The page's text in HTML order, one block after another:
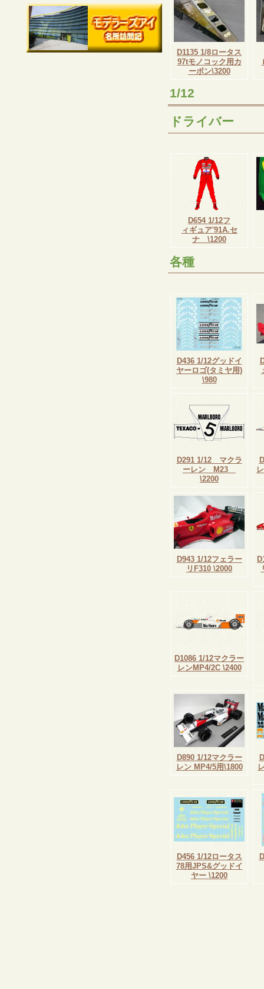
D1135 1/8ロータス
97tモノコック用カ
ーボン\3200
1/12
ドライバー
D654 1/12フ
ィギュア'91A.セ
ナ \1200
各種
D436 1/12グッドイ
ヤーロゴ(タミヤ用)
\980
D291 1/12 マクラ
ーレン M23
\2200
D943 1/12フェラー
リF310 \2000
D1086 1/12マクラー
レンMP4/2C \2400
D890 1/12マクラー
レン MP4/5用\1800
D456 1/12ロータス
78用JPS&グッドイ
ヤー \1200